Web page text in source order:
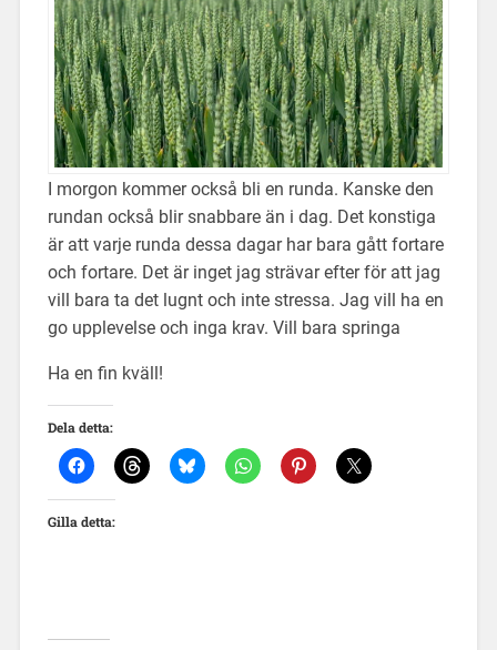
I morgon kommer också bli en runda. Kanske den
rundan också blir snabbare än i dag. Det konstiga
är att varje runda dessa dagar har bara gått fortare
och fortare. Det är inget jag strävar efter för att jag
vill bara ta det lugnt och inte stressa. Jag vill ha en
go upplevelse och inga krav. Vill bara springa
Ha en fin kväll!
Dela detta:
Gilla detta: